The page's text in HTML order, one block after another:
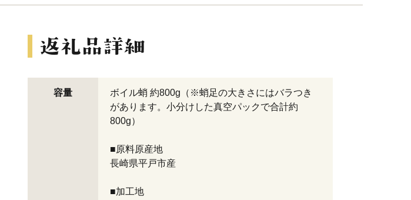
容量
ボイル蛸 約800g（※蛸足の大きさにはバラつき
があります。小分けした真空パックで合計約
800g）
■原料原産地
長崎県平戸市産
■加工地